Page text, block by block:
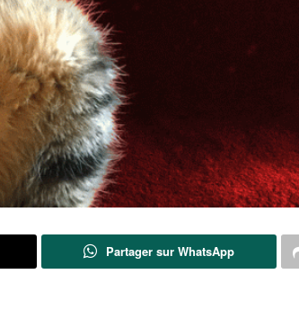
Partager sur WhatsApp